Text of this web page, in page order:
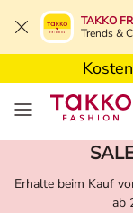
TAKKO
Trends &
5€
5€
Erhalte beim Kauf
ab